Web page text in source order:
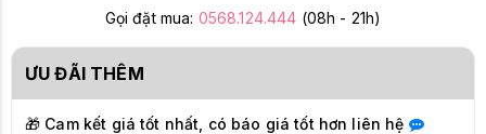
Gọi đặt mua: 0568.124.444 (08h - 21h)
ƯU ĐÃI THÊM
🎁 Cam kết giá tốt nhất, có báo giá tốt hơn liên hệ